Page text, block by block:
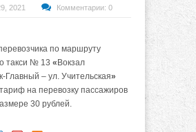
2021 Комментарии: 0
по маршруту
такси № 13 «Вокзал
Главный – ул. Учительская»
на перевозку пассажиров
30 рублей.